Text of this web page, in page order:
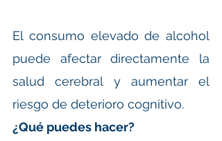
El consumo elevado de alcohol
puede afectar directamente la
salud cerebral y aumentar el
riesgo de deterioro cognitivo.
¿Qué puedes hacer?